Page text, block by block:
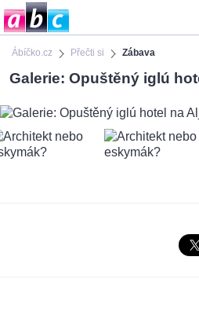
Ábíčko.cz Přečti si Zábava
Galerie: Opuštěný iglú